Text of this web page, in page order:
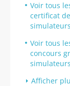
Voir tous
certificat
Voir tous
concours
Afficher